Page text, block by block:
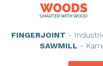
FINGERJOINT -
SAWMILL -